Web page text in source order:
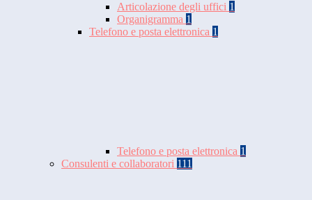
Articolazione degli uffici 1
Organigramma 1
Telefono e posta elettronica 1
Telefono e posta elettronica 1
Consulenti e collaboratori 111